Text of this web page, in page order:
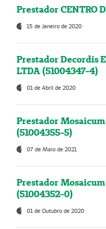
Prestador CENTRO
15 de Janeiro de 2020
Prestador Decordis
LTDA (51004347-4)
01 de Abril de 2020
Prestador
(51004355-5)
07 de Maio de 2021
Prestador
(51004352-0)
01 de Outubro de 2020